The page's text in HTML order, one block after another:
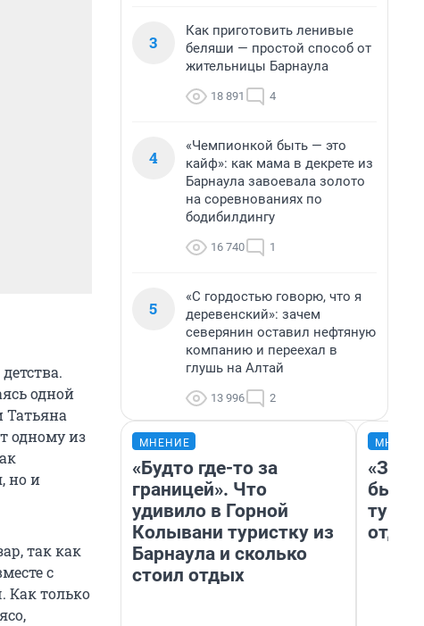
одной
Татьяна
одному из
но и
так как
с
Как только
3
Как приготовить ленивые
беляши — простой способ от
жительницы Барнаула
18 891 4
4
«Чемпионкой быть — это
кайф»: как мама в декрете из
Барнаула завоевала золото
на соревнованиях по
бодибилдингу
16 740 1
5
«С гордостью говорю, что я
деревенский»: зачем
северянин оставил нефтяную
компанию и переехал в
глушь на Алтай
13 996 2
МНЕНИЕ
«Будто где-то за
границей». Что
удивило в Горной
Колывани туристку из
Барнаула и сколько
стоил отдых
«За
были